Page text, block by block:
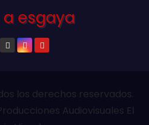
los derechos reservados.
Audiovisuales El